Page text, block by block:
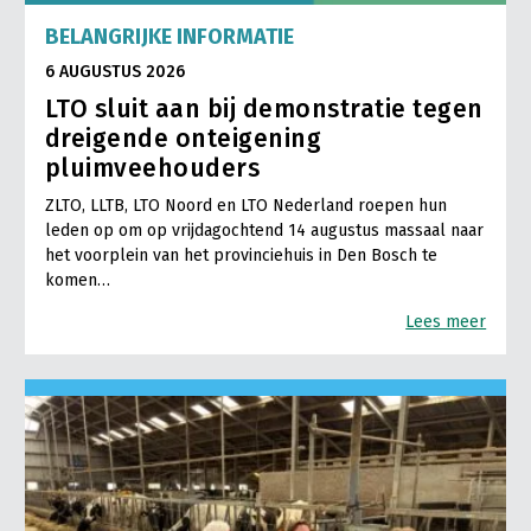
LTO Nederland
Mensen
Bestuur en Directie
Medewerkers
Vakgroepbestuurders
Jaarverslag 2023
Vacatures
Pers
Contact
BELANGRIJKE INFORMATIE
6 AUGUSTUS 2026
LTO sluit aan bij demonstratie tegen
dreigende onteigening
pluimveehouders
ZLTO, LLTB, LTO Noord en LTO Nederland roepen hun
leden op om op vrijdagochtend 14 augustus massaal naar
het voorplein van het provinciehuis in Den Bosch te
komen…
Lees meer